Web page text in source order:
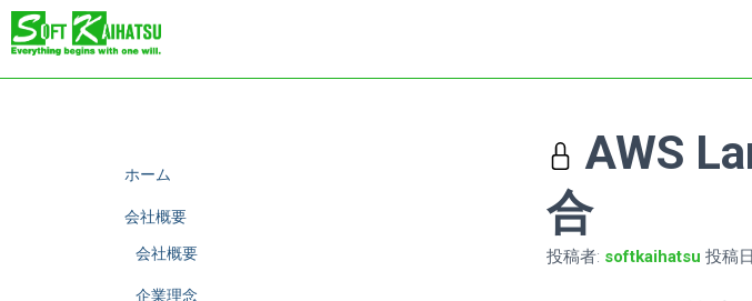
ホーム
会社概要
会社概要
企業理念
AWS
合
投稿者: softkaihatsu 投稿